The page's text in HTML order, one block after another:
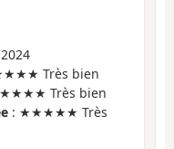
Très bien
Très bien
: ★★★★★ Très